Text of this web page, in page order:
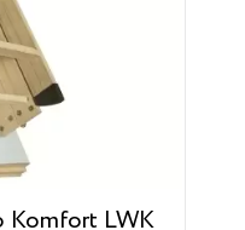
Komfort LWK